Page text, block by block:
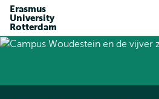
Erasmus
University
Rotterdam